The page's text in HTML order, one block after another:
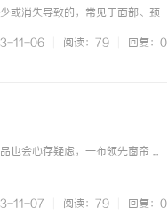
或消失导致的，常见于面部、颈
。大多数色素脱失白斑是可以治
11-06 阅读：79 回复：0
也会心存疑虑，一布领先窗帘 ...
11-07 阅读：79 回复：0